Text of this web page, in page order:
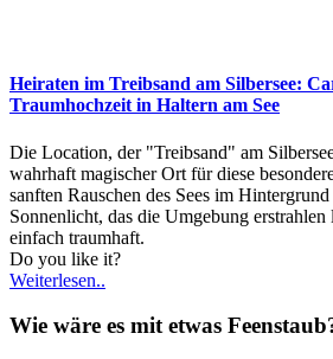
Heiraten im Treibsand am Silbersee:
Traumhochzeit in Haltern am See
Die Location, der "Treibsand" am
wahrhaft magischer Ort für diese
sanften Rauschen des Sees im
Sonnenlicht, das die Umgebung
einfach traumhaft.
Do you like it?
Weiterlesen..
Wie wäre es mit etwas